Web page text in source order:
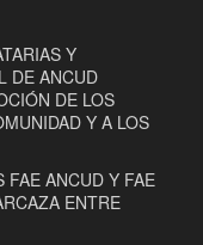
Y
DE ANCUD
DE LOS
Y A LOS
FAE ANCUD Y FAE
ENTRE